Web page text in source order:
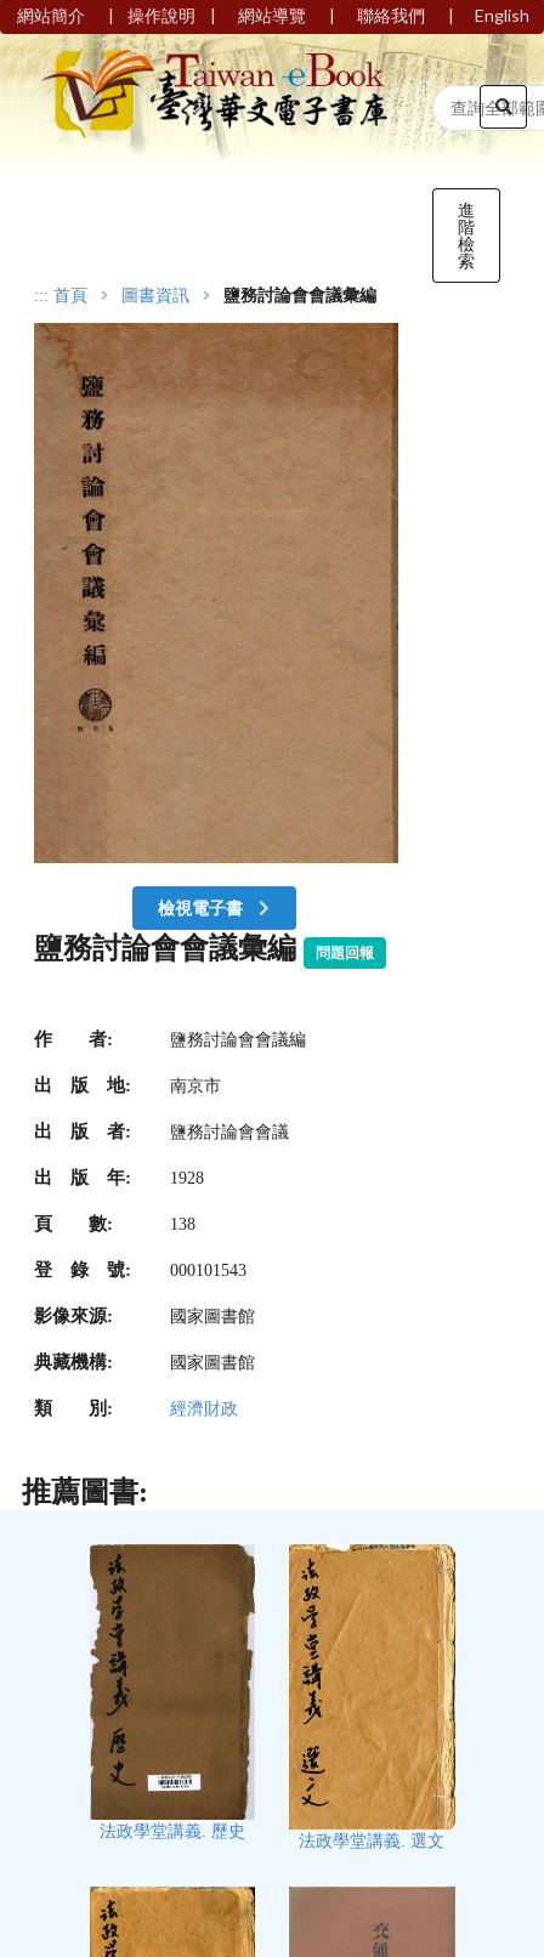
網站簡介 | 操作說明 | 網站導覽 | 聯絡我們 | English
進
階
檢
索
::: 首頁 圖書資訊 鹽務討論會會議彙編
檢視電子書
鹽務討論會會議彙編 問題回報
作 者: 鹽務討論會會議編
出 版 地: 南京市
出 版 者: 鹽務討論會會議
出 版 年: 1928
頁 數: 138
登 錄 號: 000101543
影像來源: 國家圖書館
典藏機構: 國家圖書館
類 別: 經濟財政
推薦圖書:
法政學堂講義. 歷史
法政學堂講義. 選文